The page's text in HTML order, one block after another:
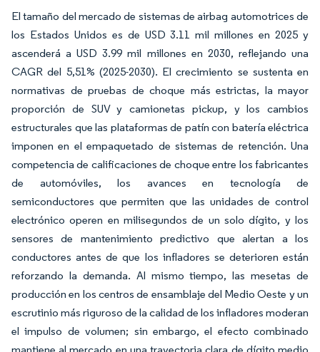
El tamaño del mercado de sistemas de airbag automotrices de
los Estados Unidos es de USD 3.11 mil millones en 2025 y
ascenderá a USD 3.99 mil millones en 2030, reflejando una
CAGR del 5,51% (2025-2030). El crecimiento se sustenta en
normativas de pruebas de choque más estrictas, la mayor
proporción de SUV y camionetas pickup, y los cambios
estructurales que las plataformas de patín con batería eléctrica
imponen en el empaquetado de sistemas de retención. Una
competencia de calificaciones de choque entre los fabricantes
de automóviles, los avances en tecnología de
semiconductores que permiten que las unidades de control
electrónico operen en milisegundos de un solo dígito, y los
sensores de mantenimiento predictivo que alertan a los
conductores antes de que los infladores se deterioren están
reforzando la demanda. Al mismo tiempo, las mesetas de
producción en los centros de ensamblaje del Medio Oeste y un
escrutinio más riguroso de la calidad de los infladores moderan
el impulso de volumen; sin embargo, el efecto combinado